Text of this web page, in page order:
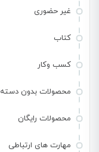
غیر حضوری
کتاب
کسب وکار
محصولات بدون دسته
محصولات رایگان
مهارت های ارتباطی